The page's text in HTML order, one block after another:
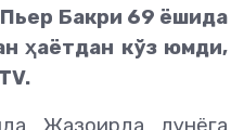
Бакри 69 ёшида
ҳаётдан кўз юмди,